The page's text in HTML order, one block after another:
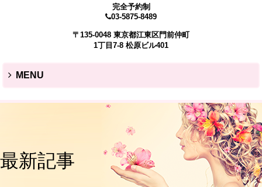
完全予約制
03-5875-8489
〒135-0048 東京都江東区門前仲町
1丁目7-8 松原ビル401
MENU
最新記事